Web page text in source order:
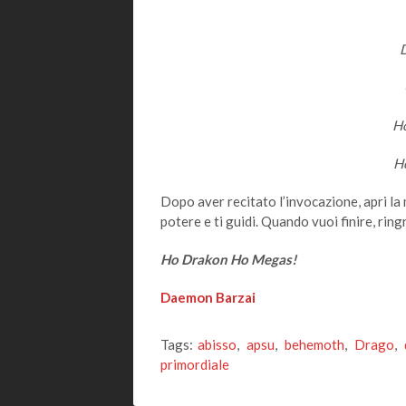
Dopo aver recitato l’invocazione, apri
potere e ti guidi. Quando vuoi finire,
Ho Drakon Ho Megas!
Daemon Barzai
Tags: abisso, apsu, behemoth, Drago,
primordiale